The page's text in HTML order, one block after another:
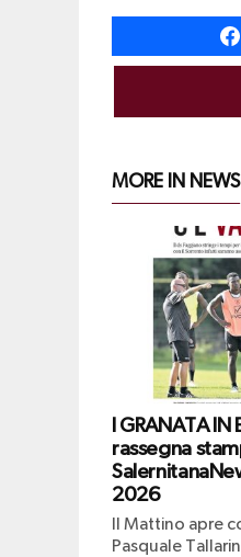
MORE IN NEWS
I GRANATA IN
rassegna
2026
Il Mattino apre
Pasquale